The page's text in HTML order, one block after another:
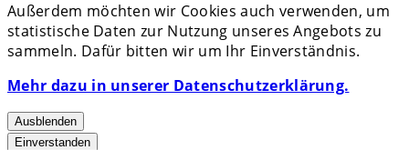
Außerdem möchten wir Cookies auch verwenden, um
statistische Daten zur Nutzung unseres Angebots zu
sammeln. Dafür bitten wir um Ihr Einverständnis.
Mehr dazu in unserer Datenschutzerklärung.
Ausblenden
Einverstanden